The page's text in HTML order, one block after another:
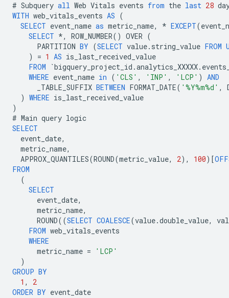
# Subquery all Web Vitals events from the last 28
WITH web_vitals_events AS (
SELECT event_name as metric_name, * EXCEPT(
SELECT *, ROW_NUMBER() OVER (
PARTITION BY (SELECT value. string_value FROM
)
= 1 AS is_last_received_value
FROM
`bigquery_project_id .analytics_XXXXX.
WHERE event_name in ( 'CLS' , 'INP' , 'LCP' ) AND
_TABLE_SUFFIX BETWEEN FORMAT_DATE( '%Y%m%d' ,
) WHERE is_last_received_value
)
# Main query logic
SELECT
event_date,
metric_name,
APPROX_QUANTILES(ROUND(metric_value, 2), 100)[
FROM
(
SELECT
event_date,
metric_name,
ROUND((SELECT COALESCE(value.double_value,
FROM web_vitals_events
WHERE
metric_name =
'LCP'
)
GROUP BY
1 ,
2
ORDER BY event_date